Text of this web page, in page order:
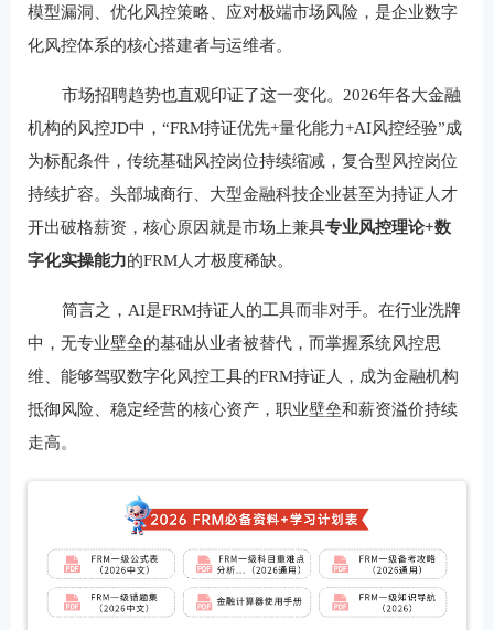
模型漏洞、优化风控策略、应对极端市场风险，是企业数字
化风控体系的核心搭建者与运维者。
市场招聘趋势也直观印证了这一变化。2026年各大金融
机构的风控JD中，“FRM持证优先+量化能力+AI风控经验”成
为标配条件，传统基础风控岗位持续缩减，复合型风控岗位
持续扩容。头部城商行、大型金融科技企业甚至为持证人才
开出破格薪资，核心原因就是市场上兼具专业风控理论+数
字化实操能力的FRM人才极度稀缺。
简言之，AI是FRM持证人的工具而非对手。在行业洗牌
中，无专业壁垒的基础从业者被替代，而掌握系统风控思
维、能够驾驭数字化风控工具的FRM持证人，成为金融机构
抵御风险、稳定经营的核心资产，职业壁垒和薪资溢价持续
走高。